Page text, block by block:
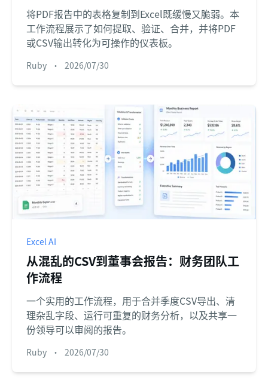
将PDF报告中的表格复制到Excel既缓慢又脆弱。本
工作流程展示了如何提取、验证、合并，并将PDF
或CSV输出转化为可操作的仪表板。
Ruby • 2026/07/30
Excel AI
从混乱的CSV到董事会报告：财务团队工
作流程
一个实用的工作流程，用于合并季度CSV导出、清
理杂乱字段、运行可重复的财务分析，以及共享一
份领导可以审阅的报告。
Ruby • 2026/07/30